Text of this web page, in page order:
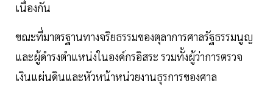
เนื่องกัน
ขณะที่มาตรฐานทางจริยธรรมของตุลาการศาลรัฐธรรมนูญ
และผู้ดำรงตำแหน่งในองค์กรอิสระ รวมทั้งผู้ว่าการตรวจ
เงินแผ่นดินและหัวหน้าหน่วยงานธุรการของศาล